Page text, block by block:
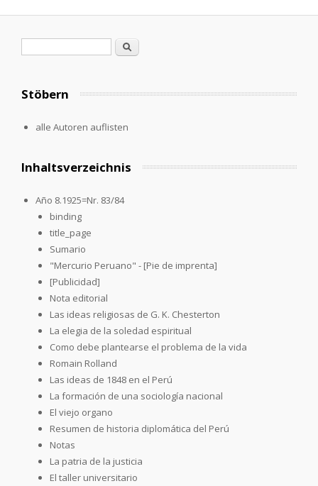
Search
Stöbern
alle Autoren auflisten
Inhaltsverzeichnis
Año 8.1925=Nr. 83/84
binding
title_page
Sumario
"Mercurio Peruano" - [Pie de imprenta]
[Publicidad]
Nota editorial
Las ideas religiosas de G. K. Chesterton
La elegia de la soledad espiritual
Como debe plantearse el problema de la vida
Romain Rolland
Las ideas de 1848 en el Perú
La formación de una sociología nacional
El viejo organo
Resumen de historia diplomática del Perú
Notas
La patria de la justicia
El taller universitario